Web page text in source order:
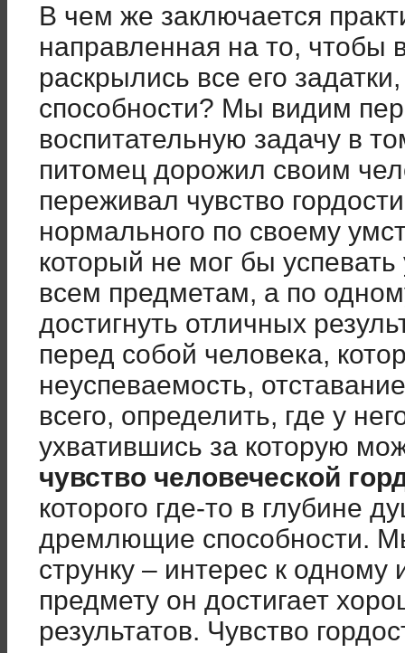
В чем же заключается
направленная на то,
раскрылись все его
способности? Мы видим
воспитательную задачу в
питомец дорожил своим
переживал чувство
нормального по своему
который не мог бы
всем предметам, а по
достигнуть отличных
перед собой человека,
неуспеваемость,
всего, определить, где у
ухватившись за которую
чувство человеческой
которого где-то в глубине
дремлющие способности.
струнку – интерес к
предмету он достигает
результатов. Чувство